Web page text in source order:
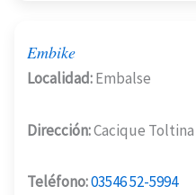
Embike
Localidad:Embalse
Dirección:Cacique Toltina
Teléfono:03546 52-5994